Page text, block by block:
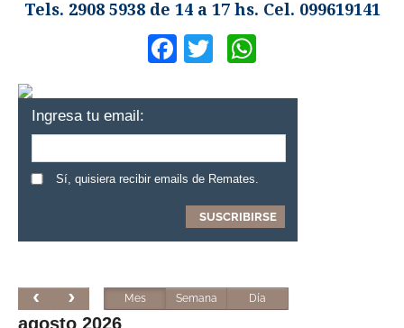
Tels. 2908 5938 de 14 a 17 hs. Cel. 099619141
Facebook
Twitter
Ingresa tu email:
Sí, quisiera recibir emails de Remates.
Mes Semana Día
agosto 2026